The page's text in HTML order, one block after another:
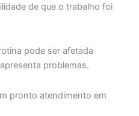
de que o trabalho foi
pode ser afetada
problemas.
pronto atendimento em